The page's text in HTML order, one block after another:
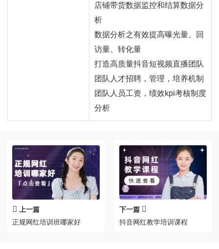
店铺带货数据监控和结算数据分
析
数据分析之有效提高曝光量、回
访量、转化量
打造高质量抖音短视频直播团队
团队人才招聘，管理，培养机制
团队人员工资，绩效kpi考核制度
分析
上一篇
正规网红培训班哪家好
下一篇
抖音网红教学培训课程